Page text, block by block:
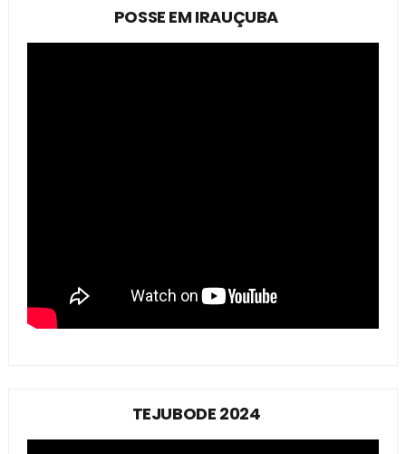
POSSE EM IRAUÇUBA
TEJUBODE 2024